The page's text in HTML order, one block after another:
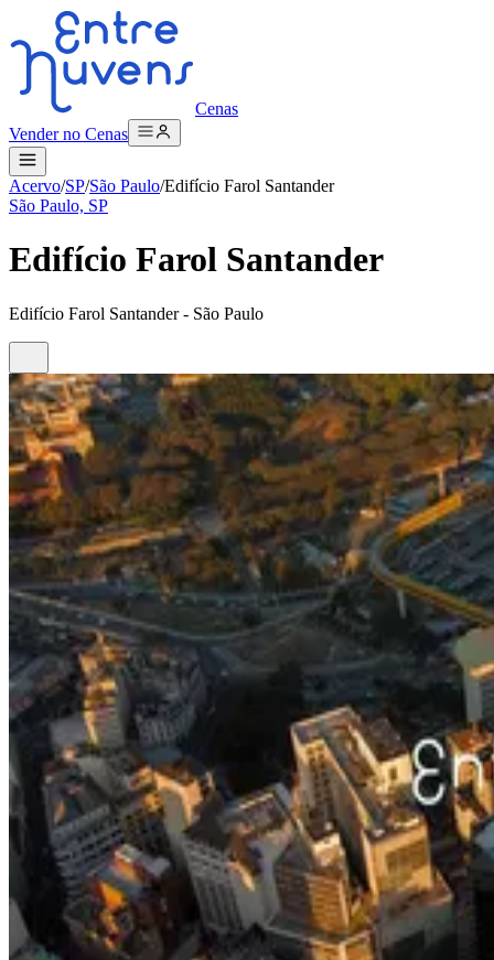
Cenas
Vender no Cenas
Acervo/SP/São Paulo/Edifício Farol Santander
São Paulo, SP
Edifício Farol Santander
Edifício Farol Santander - São Paulo